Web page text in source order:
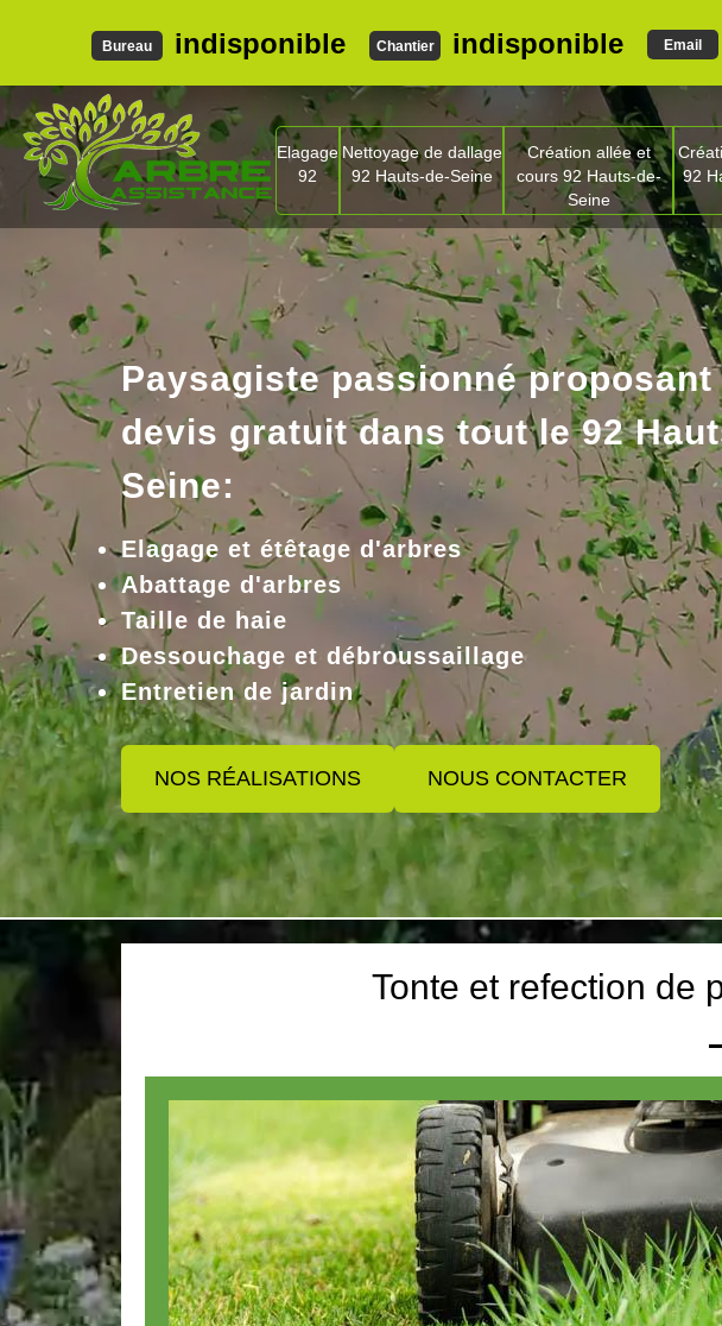
Bureau indisponible Chantier indisponible Email
Elagage
92
Nettoyage de dallage
92 Hauts-de-Seine
Création allée et
cours 92 Hauts-de-
Seine
92
Paysagiste passionné proposant
devis gratuit dans tout le 92
Seine:
Elagage et étêtage d'arbres
Abattage d'arbres
Taille de haie
Dessouchage et débroussaillage
Entretien de jardin
NOS RÉALISATIONS NOUS CONTACTER
Tonte et refection de